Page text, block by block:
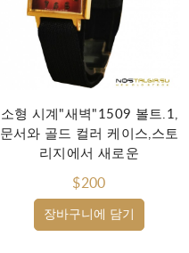
장바구니에 담기
소형 시계"새벽"1509 볼트.1,
문서와 골드 컬러 케이스,스토
리지에서 새로운
$200